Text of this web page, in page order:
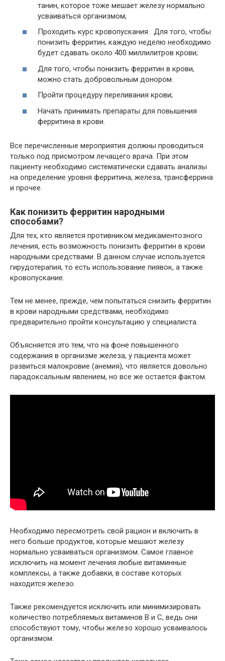
танин, которое тоже мешает железу нормально
усваиваться организмом;
Проходить курс кровопускания . Для того, чтобы
понизить ферритин, каждую неделю необходимо
будет сдавать около 400 миллилитров крови;
Для того, чтобы понизить ферритин в крови,
можно стать добровольным донором.
Пройти процедуру переливания крови;
Начать принимать препараты для повышения
ферритина в крови.
Все перечисленные мероприятия должны проводиться
только под присмотром лечащего врача. При этом
пациенту необходимо систематически сдавать анализы
на определение уровня ферритина, железа, трансферрина
и прочее.
Как понизить ферритин народными
способами?
Для тех, кто является противником медикаментозного
лечения, есть возможность понизить ферритин в крови
народными средствами. В данном случае используется
гирудотерапия, то есть использование пиявок, а также
кровопускание.
Тем не менее, прежде, чем попытаться снизить ферритин
в крови народными средствами, необходимо
предварительно пройти консультацию у специалиста.
Объясняется это тем, что на фоне повышенного
содержания в организме железа, у пациента может
развиться малокровие (анемия), что является довольно
парадоксальным явлением, но все же остается фактом.
Необходимо пересмотреть свой рацион и включить в
него больше продуктов, которые мешают железу
нормально усваиваться организмом. Самое главное
исключить на момент лечения любые витаминные
комплексы, а также добавки, в составе которых
находится железо.
Также рекомендуется исключить или минимизировать
количество потребляемых витаминов В и С, ведь они
способствуют тому, чтобы железо хорошо усваивалось
организмом.